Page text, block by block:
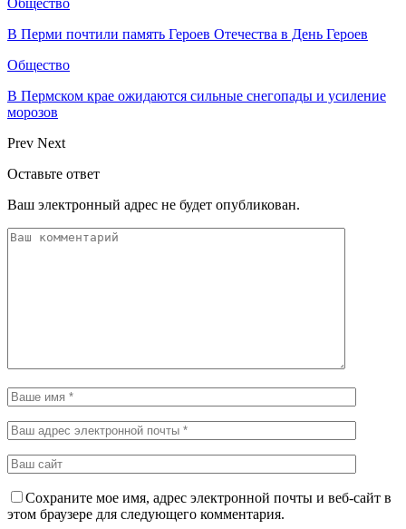
В Перми почтили память Героев Отечества в День Героев
Общество
В Пермском крае ожидаются сильные снегопады и усиление
морозов
Prev Next
Оставьте ответ
Ваш электронный адрес не будет опубликован.
Сохраните мое имя, адрес электронной почты и веб-сайт в
этом браузере для следующего комментария.